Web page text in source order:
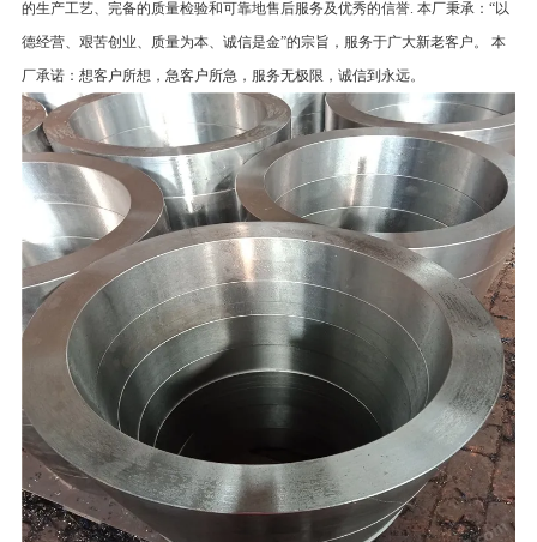
的生产工艺、完备的质量检验和可靠地售后服务及优秀的信誉. 本厂秉承：“以
德经营、艰苦创业、质量为本、诚信是金”的宗旨，服务于广大新老客户。 本
厂承诺：想客户所想，急客户所急，服务无极限，诚信到永远。